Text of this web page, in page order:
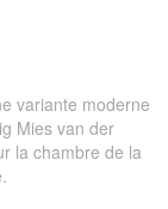
variante moderne
Mies van der
la chambre de la